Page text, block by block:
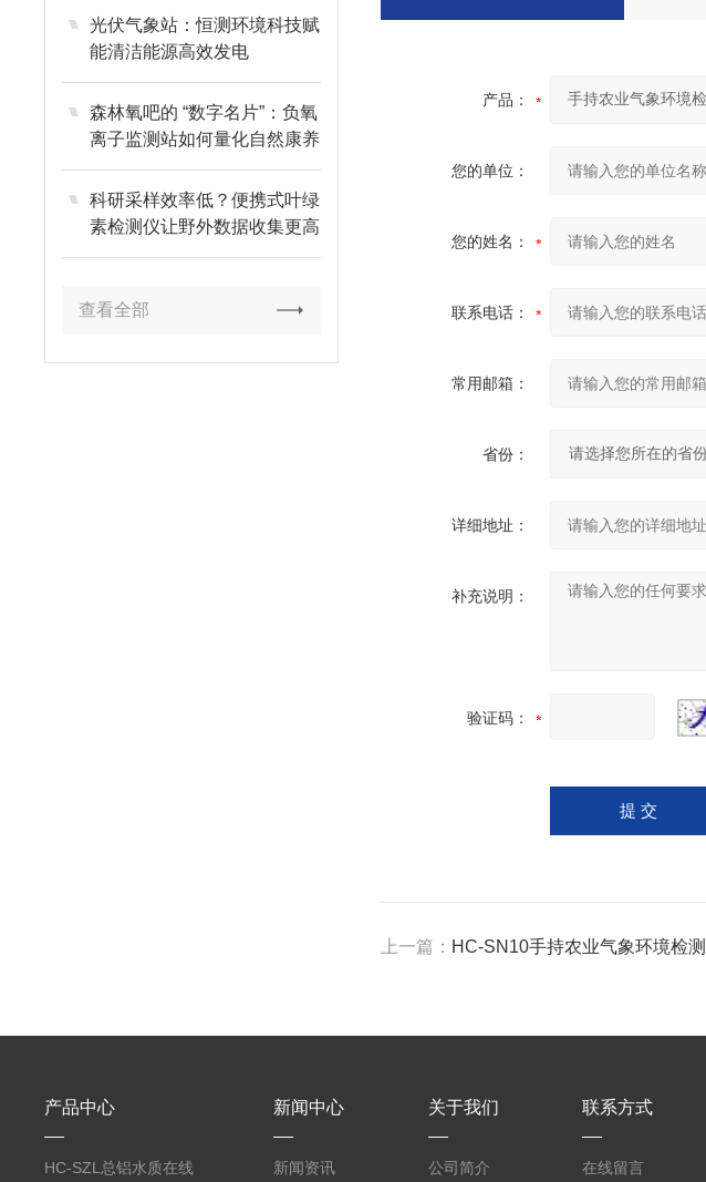
光伏气象站：恒测环境科技赋
能清洁能源高效发电
森林氧吧的 “数字名片”：负氧
离子监测站如何量化自然康养
价值？
科研采样效率低？便携式叶绿
素检测仪让野外数据收集更高
效
查看全部
产品：
您的单位：
您的姓名：
联系电话：
常用邮箱：
省份：
详细地址：
补充说明：
验证码：
上一篇： HC-SN10手持农业气象环境检测
产品中心
HC-SZL总铝水质在线
新闻中心
新闻资讯
关于我们
公司简介
联系方式
在线留言